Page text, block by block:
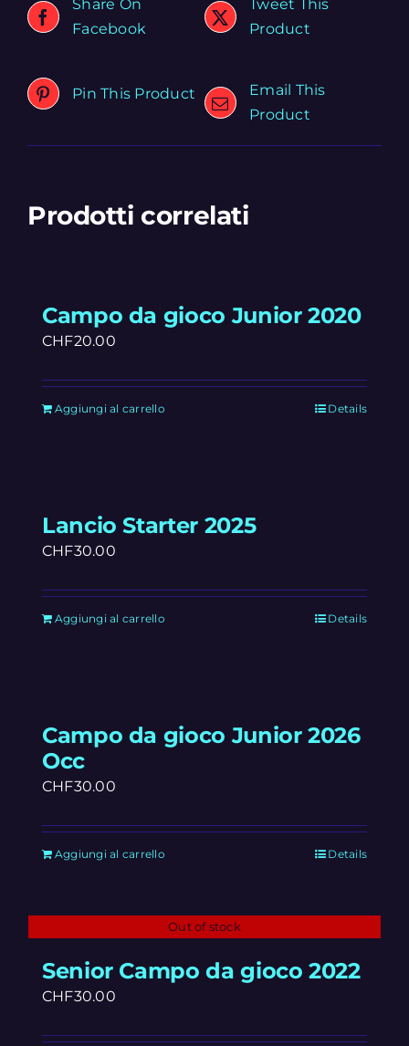
Share On
Facebook
Tweet This
Product
Pin This Product
Email This
Product
Prodotti correlati
Campo da gioco Junior 2020
CHF20.00
Aggiungi al carrello Details
Lancio Starter 2025
CHF30.00
Aggiungi al carrello Details
Campo da gioco Junior 2026
Occ
CHF30.00
Aggiungi al carrello Details
Out of stock
Senior Campo da gioco 2022
CHF30.00